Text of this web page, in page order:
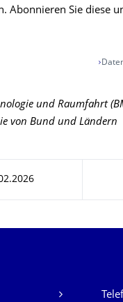
Abonnieren Sie diese
und Raumfahrt
von Bund und Ländern